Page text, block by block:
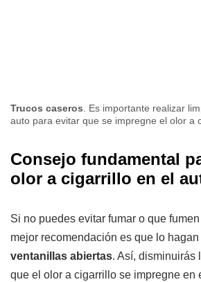
Trucos caseros. Es importante realizar
auto para evitar que se impregne el olor a
Consejo fundamental
olor a cigarrillo en el
Si no puedes evitar fumar o que
mejor recomendación es que lo
ventanillas abiertas. Así, disminuirás
que el olor a cigarrillo se impregne en